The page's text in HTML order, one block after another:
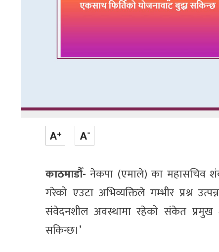
काठमाडौँ- नेकपा (एमाले) का महासचिव
गरेको एउटा अभिव्यक्तिले गम्भीर प्रश्न
संवेदनशील अवस्थामा रहेको संकेत प्रमुख
सकिन्छ।’